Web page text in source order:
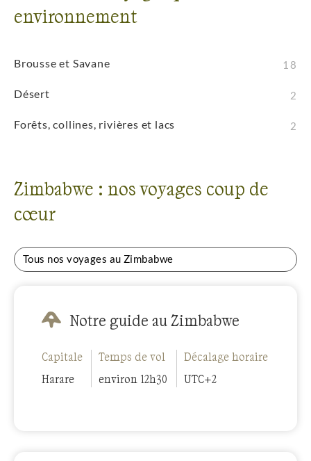
environnement
Brousse et Savane 18
Désert 2
Forêts, collines, rivières et lacs 2
Zimbabwe : nos voyages coup de
cœur
Tous nos voyages au Zimbabwe
Notre guide au Zimbabwe
Capitale
Harare
Temps de vol
environ 12h30
Décalage horaire
UTC+2